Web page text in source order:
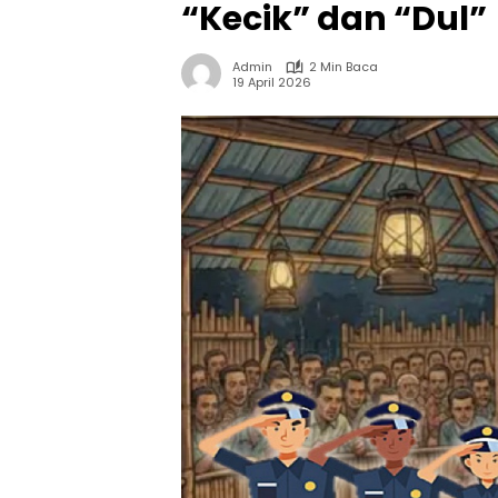
“Kecik” dan “Dul”
Admin
2 Min Baca
19 April 2026